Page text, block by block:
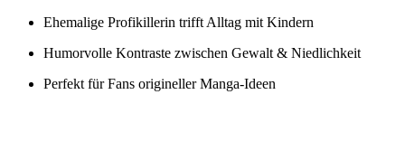
Ehemalige Profikillerin trifft Alltag mit Kindern
Humorvolle Kontraste zwischen Gewalt & Niedlichkeit
Perfekt für Fans origineller Manga-Ideen